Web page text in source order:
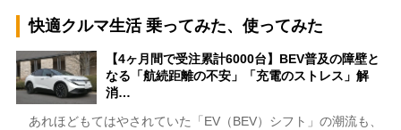
快適クルマ生活 乗ってみた、使ってみた
【4ヶ月間で受注累計6000台】BEV普及の障壁と
なる「航続距離の不安」「充電のストレス」解
消…
あれほどもてはやされていた「EV（BEV）シフト」の潮流も、